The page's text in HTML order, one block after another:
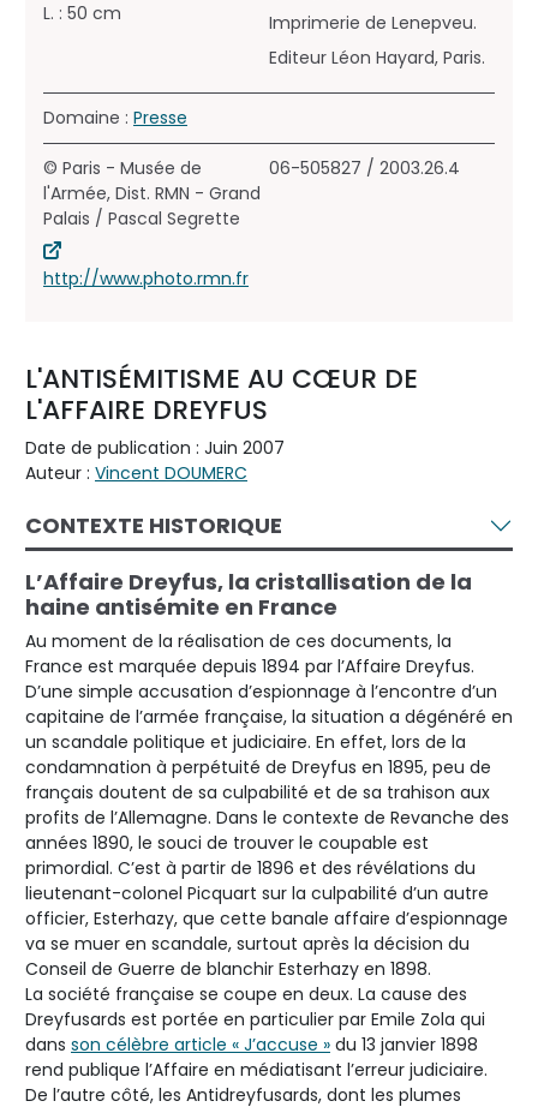
L. : 50 cm
Imprimerie de Lenepveu.
Editeur Léon Hayard, Paris.
Domaine : Presse
© Paris - Musée de
l'Armée, Dist. RMN - Grand
Palais / Pascal Segrette
http://www.photo.rmn.fr
06-505827 / 2003.26.4
L'ANTISÉMITISME AU CŒUR DE
L'AFFAIRE DREYFUS
Date de publication : Juin 2007
Auteur : Vincent DOUMERC
CONTEXTE HISTORIQUE
L’Affaire Dreyfus, la cristallisation de la
haine antisémite en France
Au moment de la réalisation de ces documents, la
France est marquée depuis 1894 par l’Affaire Dreyfus.
D’une simple accusation d’espionnage à l’encontre d’un
capitaine de l’armée française, la situation a dégénéré en
un scandale politique et judiciaire. En effet, lors de la
condamnation à perpétuité de Dreyfus en 1895, peu de
français doutent de sa culpabilité et de sa trahison aux
profits de l’Allemagne. Dans le contexte de Revanche des
années 1890, le souci de trouver le coupable est
primordial. C’est à partir de 1896 et des révélations du
lieutenant-colonel Picquart sur la culpabilité d’un autre
officier, Esterhazy, que cette banale affaire d’espionnage
va se muer en scandale, surtout après la décision du
Conseil de Guerre de blanchir Esterhazy en 1898.
La société française se coupe en deux. La cause des
Dreyfusards est portée en particulier par Emile Zola qui
dans son célèbre article « J’accuse » du 13 janvier 1898
rend publique l’Affaire en médiatisant l’erreur judiciaire.
De l’autre côté, les Antidreyfusards, dont les plumes